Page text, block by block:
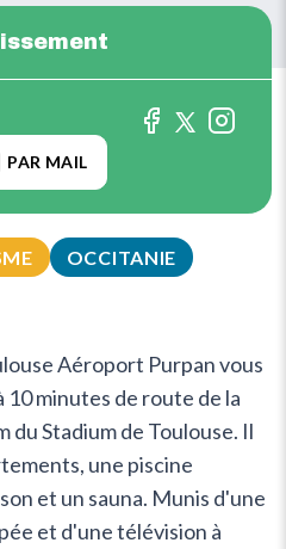
OCCITANIE
Aéroport Purpan vous
10 minutes de route de la
du Stadium de Toulouse. Il
une piscine
et un sauna. Munis d'une
et d'une télévision à
PAR MAIL